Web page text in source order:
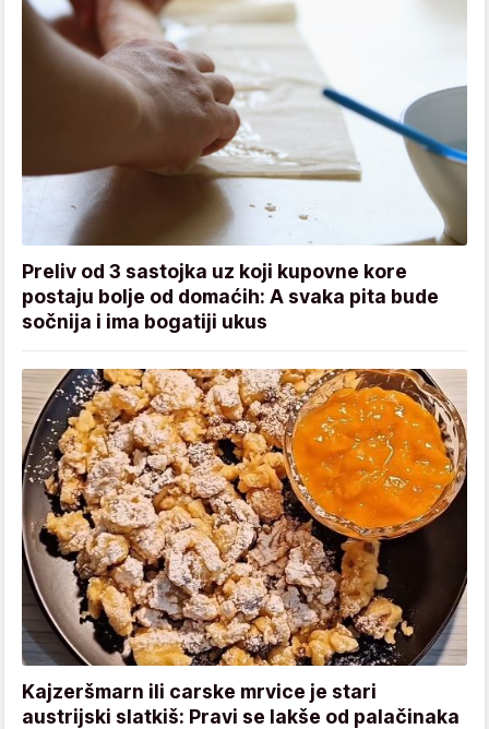
Preliv od 3 sastojka uz koji kupovne kore
postaju bolje od domaćih: A svaka pita bude
sočnija i ima bogatiji ukus
Kajzeršmarn ili carske mrvice je stari
austrijski slatkiš: Pravi se lakše od palačinaka